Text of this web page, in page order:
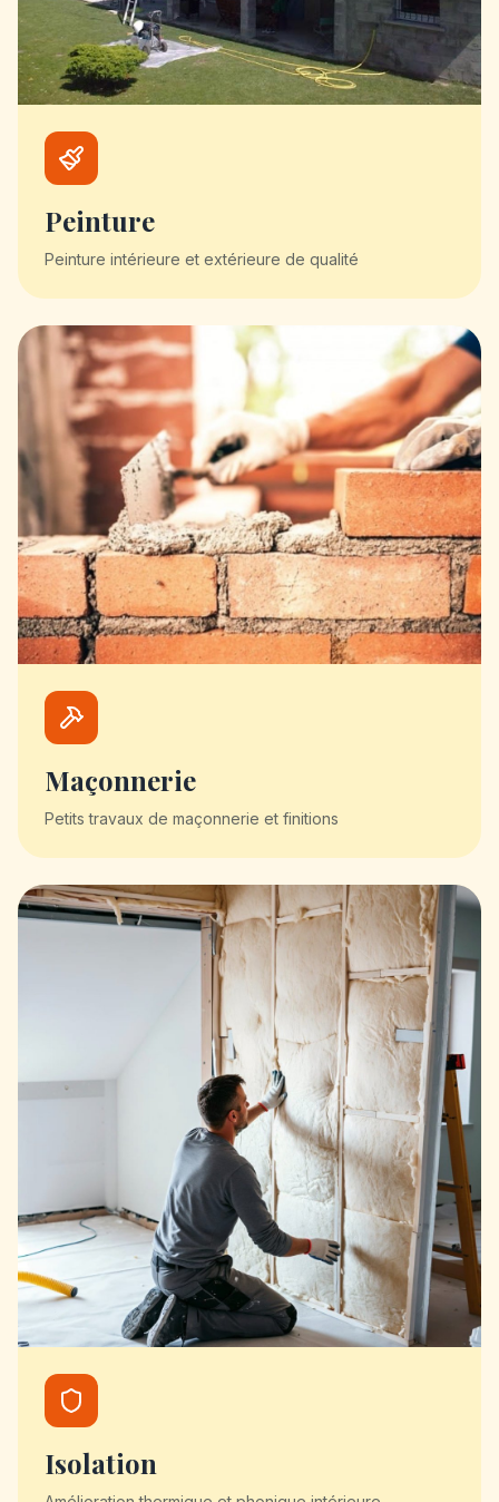
Peinture
Peinture intérieure et extérieure de qualité
Maçonnerie
Petits travaux de maçonnerie et finitions
Isolation